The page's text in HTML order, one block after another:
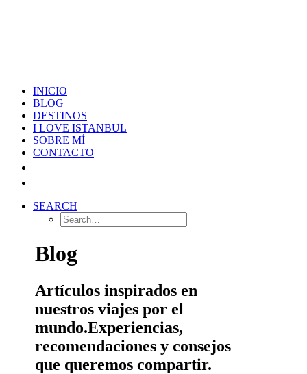
INICIO
BLOG
DESTINOS
I LOVE ISTANBUL
SOBRE MÍ
CONTACTO
SEARCH
Blog
Artículos inspirados en
nuestros viajes por el
mundo.Experiencias,
recomendaciones y consejos
que queremos compartir.